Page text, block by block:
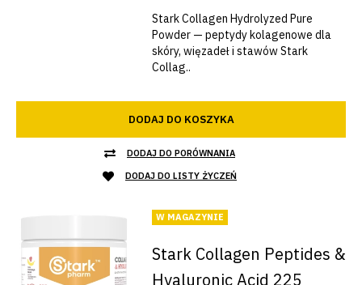
Stark Collagen Hydrolyzed Pure
Powder — peptydy kolagenowe dla
skóry, więzadeł i stawów Stark
Collag..
DODAJ DO KOSZYKA
DODAJ DO PORÓWNANIA
DODAJ DO LISTY ŻYCZEŃ
W MAGAZYNIE
Stark Collagen Peptides &
Hyaluronic Acid 225